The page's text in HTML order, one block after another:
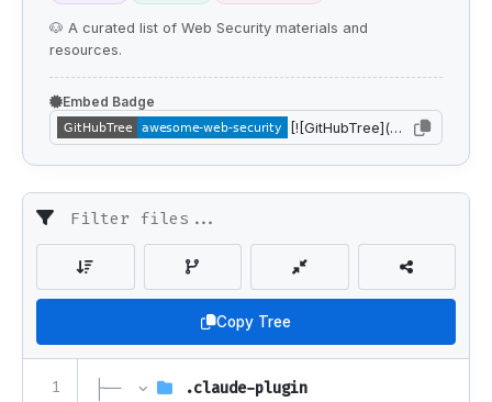
🐶 A curated list of Web Security materials and
resources.
Embed Badge
Copy Tree
1
├──
.claude-plugin